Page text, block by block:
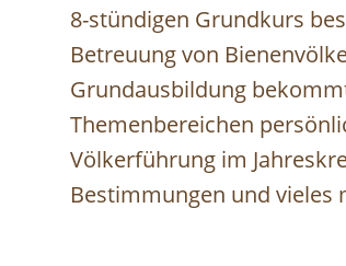
8-stündigen Grundkurs
Betreuung von
Grundausbildung
Themenbereichen
Völkerführung im
Bestimmungen und